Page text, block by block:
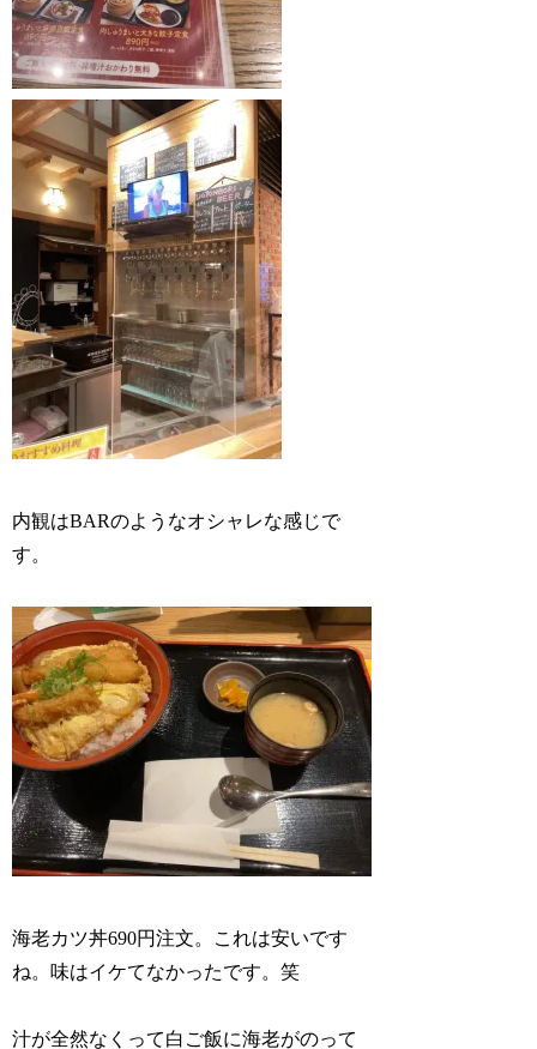
内観はBARのようなオシャレな感じで
す。
海老カツ丼690円注文。これは安いです
ね。味はイケてなかったです。笑
汁が全然なくって白ご飯に海老がのって